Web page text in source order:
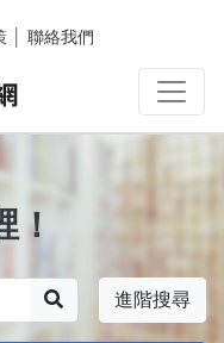
聯絡我們
！
進階搜尋